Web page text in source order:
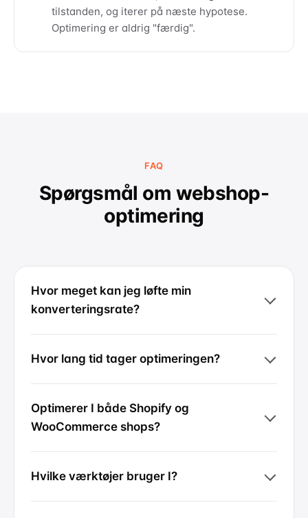
tilstanden, og iterer på næste hypotese.
Optimering er aldrig "færdig".
FAQ
Spørgsmål om webshop-
optimering
Hvor meget kan jeg løfte min
konverteringsrate?
Hvor lang tid tager optimeringen?
Optimerer I både Shopify og
WooCommerce shops?
Hvilke værktøjer bruger I?